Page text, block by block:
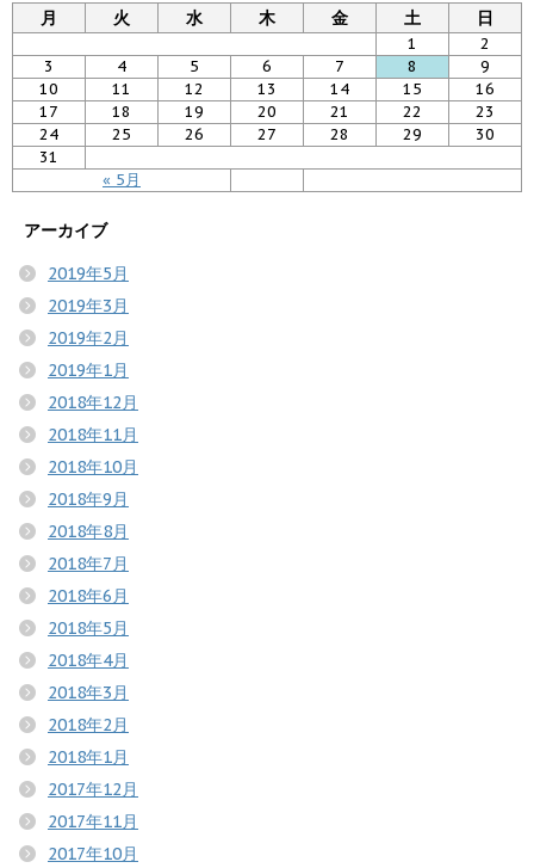
月
火 水 木 金 土 日
« 5月
1
2
3
4 5 6 7 8
9
10
11 12 13 14 15
16
17
18 19 20 21 22
23
24
25 26 27 28 29
30
31
アーカイブ
2019年5月
2019年3月
2019年2月
2019年1月
2018年12月
2018年11月
2018年10月
2018年9月
2018年8月
2018年7月
2018年6月
2018年5月
2018年4月
2018年3月
2018年2月
2018年1月
2017年12月
2017年11月
2017年10月